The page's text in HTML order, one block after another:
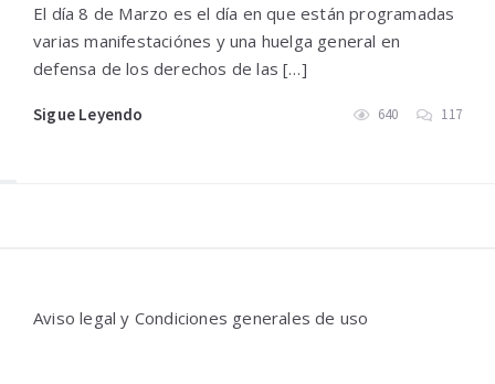
El día 8 de Marzo es el día en que están programadas
varias manifestaciónes y una huelga general en
defensa de los derechos de las […]
Sigue Leyendo 640 117
Aviso legal y Condiciones generales de uso